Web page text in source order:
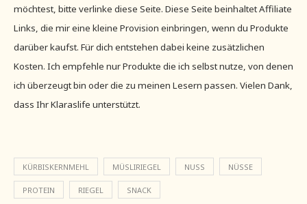
möchtest, bitte verlinke diese Seite. Diese Seite beinhaltet Affiliate
Links, die mir eine kleine Provision einbringen, wenn du Produkte
darüber kaufst. Für dich entstehen dabei keine zusätzlichen
Kosten. Ich empfehle nur Produkte die ich selbst nutze, von denen
ich überzeugt bin oder die zu meinen Lesern passen. Vielen Dank,
dass Ihr Klaraslife unterstützt.
KÜRBISKERNMEHL MÜSLIRIEGEL NUSS NÜSSE
PROTEIN RIEGEL SNACK